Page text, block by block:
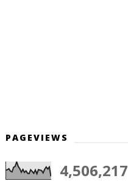
PAGEVIEWS
4,506,217